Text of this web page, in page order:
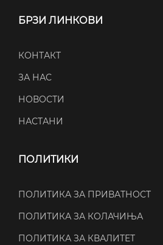
БРЗИ ЛИНКОВИ
КОНТАКТ
ЗА НАС
НОВОСТИ
НАСТАНИ
ПОЛИТИКИ
ПОЛИТИКА ЗА ПРИВАТНОСТ
ПОЛИТИКА ЗА КОЛАЧИЊА
ПОЛИТИКА ЗА КВАЛИТЕТ